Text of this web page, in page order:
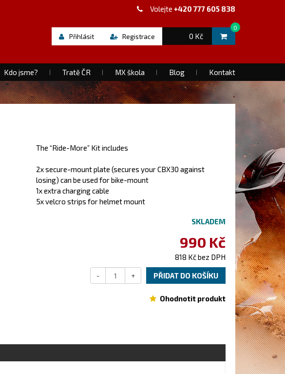
Volejte +420 777 605 838
0 Kč
0
Přihlásit Registrace
Kdo jsme? Tratě ČR MX škola Blog Kontakt
The “Ride-More” Kit includes
2x secure-mount plate (secures your CBX30 against
losing) can be used for bike-mount
1x extra charging cable
5x velcro strips for helmet mount
SKLADEM
990 Kč
818 Kč bez DPH
PŘIDAT DO KOŠÍKU
- +
Ohodnotit produkt